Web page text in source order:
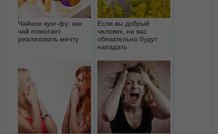
Чайное кунг-фу: как
чай помогает
реализовать мечту
Если вы добрый
человек, на вас
обязательно будут
нападать